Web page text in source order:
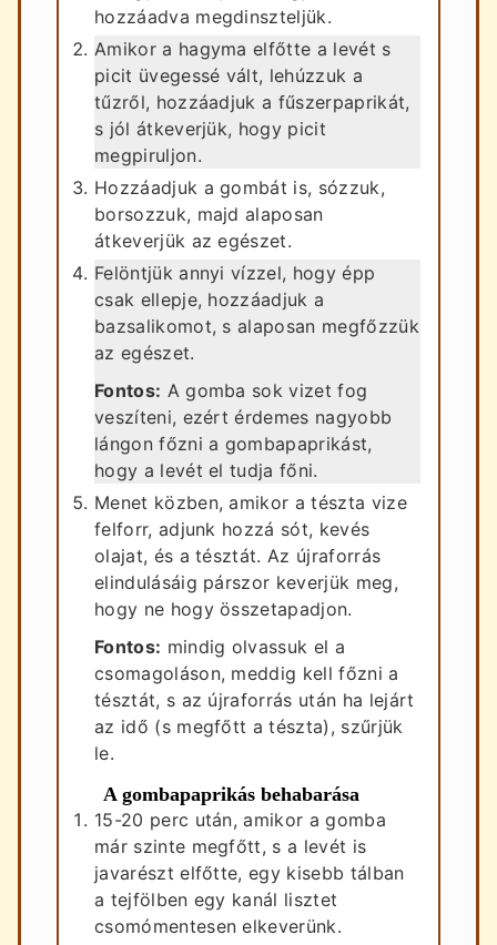
hozzáadva megdinszteljük.
Amikor a hagyma elfőtte a levét s
picit üvegessé vált, lehúzzuk a
tűzről, hozzáadjuk a fűszerpaprikát,
s jól átkeverjük, hogy picit
megpiruljon.
Hozzáadjuk a gombát is, sózzuk,
borsozzuk, majd alaposan
átkeverjük az egészet.
Felöntjük annyi vízzel, hogy épp
csak ellepje, hozzáadjuk a
bazsalikomot, s alaposan megfőzzük
az egészet.
Fontos: A gomba sok vizet fog
veszíteni, ezért érdemes nagyobb
lángon főzni a gombapaprikást,
hogy a levét el tudja főni.
Menet közben, amikor a tészta vize
felforr, adjunk hozzá sót, kevés
olajat, és a tésztát. Az újraforrás
elindulásáig párszor keverjük meg,
hogy ne hogy összetapadjon.
Fontos: mindig olvassuk el a
csomagoláson, meddig kell főzni a
tésztát, s az újraforrás után ha lejárt
az idő (s megfőtt a tészta), szűrjük
le.
A gombapaprikás behabarása
15-20 perc után, amikor a gomba
már szinte megfőtt, s a levét is
javarészt elfőtte, egy kisebb tálban
a tejfölben egy kanál lisztet
csomómentesen elkeverünk.